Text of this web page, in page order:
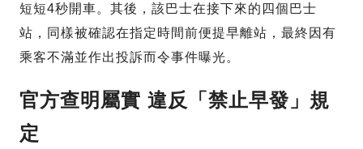
短短4秒開車。其後，該巴士在接下來的四個巴士
站，同樣被確認在指定時間前便提早離站，最終因有
乘客不滿並作出投訴而令事件曝光。
官方查明屬實 違反「禁止早發」規
定